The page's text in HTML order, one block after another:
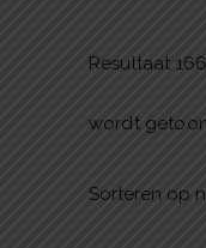
Resultaat
wordt
Sorteren op